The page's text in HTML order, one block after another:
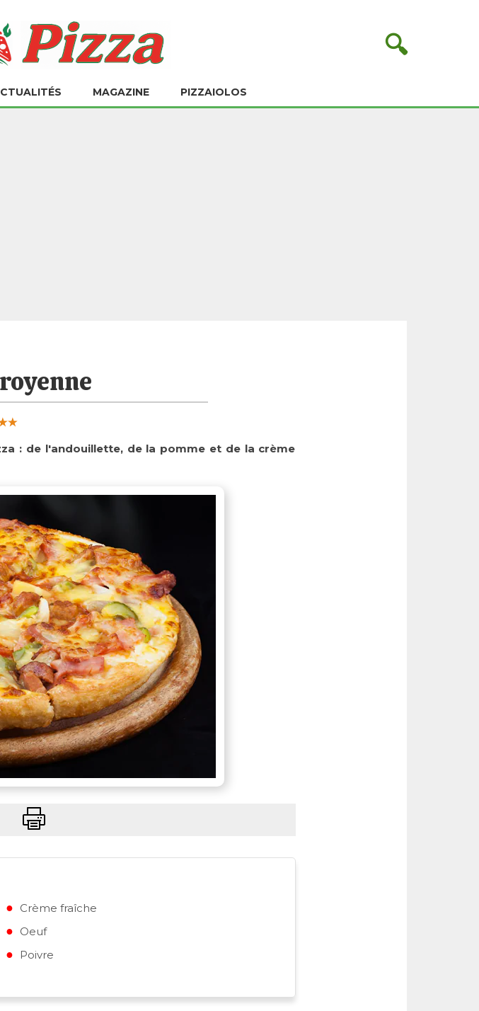
🔍
MAGAZINE PIZZAIOLOS
: de l'andouillette, de la pomme et de la crème
Crème fraîche
Oeuf
Poivre